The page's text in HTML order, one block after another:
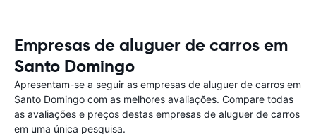
Empresas de aluguer de carros em
Santo Domingo
Apresentam-se a seguir as empresas de aluguer de carros em
Santo Domingo com as melhores avaliações. Compare todas
as avaliações e preços destas empresas de aluguer de carros
em uma única pesquisa.